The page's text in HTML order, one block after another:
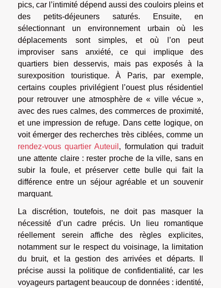
pics, car l’intimité dépend aussi des couloirs pleins et
des petits-déjeuners saturés. Ensuite, en
sélectionnant un environnement urbain où les
déplacements sont simples, et où l’on peut
improviser sans anxiété, ce qui implique des
quartiers bien desservis, mais pas exposés à la
surexposition touristique. À Paris, par exemple,
certains couples privilégient l’ouest plus résidentiel
pour retrouver une atmosphère de « ville vécue »,
avec des rues calmes, des commerces de proximité,
et une impression de refuge. Dans cette logique, on
voit émerger des recherches très ciblées, comme un
rendez-vous quartier Auteuil , formulation qui traduit
une attente claire : rester proche de la ville, sans en
subir la foule, et préserver cette bulle qui fait la
différence entre un séjour agréable et un souvenir
marquant.
La discrétion, toutefois, ne doit pas masquer la
nécessité d’un cadre précis. Un lieu romantique
réellement serein affiche des règles explicites,
notamment sur le respect du voisinage, la limitation
du bruit, et la gestion des arrivées et départs. Il
précise aussi la politique de confidentialité, car les
voyageurs partagent beaucoup de données : identité,